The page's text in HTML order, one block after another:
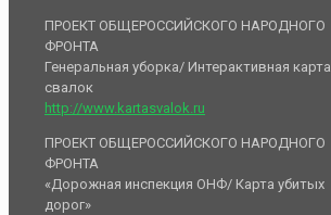
ПРОЕКТ ОБЩЕРОССИЙСКОГО НАРОДНОГО
ФРОНТА
Генеральная уборка/ Интерактивная карта
свалок
http://www.kartasvalok.ru
ПРОЕКТ ОБЩЕРОССИЙСКОГО НАРОДНОГО
ФРОНТА
«Дорожная инспекция ОНФ/ Карта убитых
дорог»